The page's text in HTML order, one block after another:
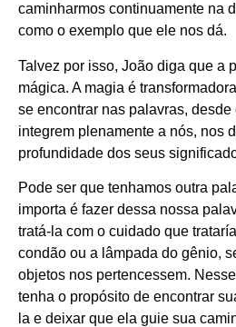
caminharmos continuamente na
como o exemplo que ele nos dá.
Talvez por isso, João diga que a
mágica. A magia é
se encontrar nas palavras,
integrem plenamente a nós, nos
profundidade dos seus
Pode ser que tenhamos outra
importa é fazer dessa nossa
tratá-la com o cuidado que
condão ou a lâmpada do gênio,
objetos nos pertencessem.
tenha o propósito de encontrar
la e deixar que ela guie sua